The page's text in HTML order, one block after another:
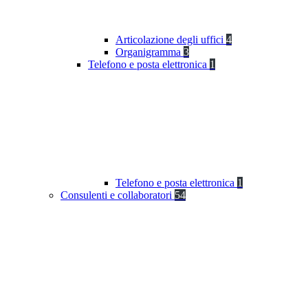
Articolazione degli uffici 4
Organigramma 3
Telefono e posta elettronica 1
Telefono e posta elettronica 1
Consulenti e collaboratori 54